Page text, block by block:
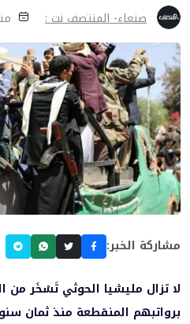
صنعاء- المنتصف نت :
مشاركة الخبر:
لا تزال مليشيا الحوثي تَسْخَر من
برواتبهم المنقطعة منذ ثمان